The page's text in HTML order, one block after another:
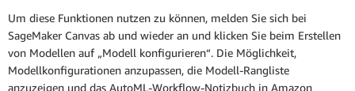
Um diese Funktionen nutzen zu können, melden Sie sich bei
SageMaker Canvas ab und wieder an und klicken Sie beim Erstellen
von Modellen auf „Modell konfigurieren“. Die Möglichkeit,
Modellkonfigurationen anzupassen, die Modell-Rangliste
anzuzeigen und das AutoML-Workflow-Notizbuch in Amazon